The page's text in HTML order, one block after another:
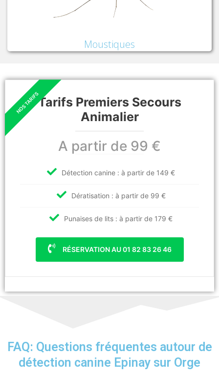
Moustiques
Tarifs Premiers Secours
Animalier
A partir de 99 €
Détection canine : à partir de 149 €
Dératisation : à partir de 99 €
Punaises de lits : à partir de 179 €
RÉSERVATION AU 01 82 83 26 46
FAQ: Questions fréquentes autour de
détection canine Epinay sur Orge